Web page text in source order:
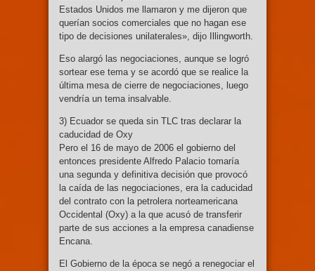
Estados Unidos me llamaron y me dijeron que
querían socios comerciales que no hagan ese
tipo de decisiones unilaterales», dijo Illingworth.
Eso alargó las negociaciones, aunque se logró
sortear ese tema y se acordó que se realice la
última mesa de cierre de negociaciones, luego
vendría un tema insalvable.
3) Ecuador se queda sin TLC tras declarar la
caducidad de Oxy
Pero el 16 de mayo de 2006 el gobierno del
entonces presidente Alfredo Palacio tomaría
una segunda y definitiva decisión que provocó
la caída de las negociaciones, era la caducidad
del contrato con la petrolera norteamericana
Occidental (Oxy) a la que acusó de transferir
parte de sus acciones a la empresa canadiense
Encana.
El Gobierno de la época se negó a renegociar el